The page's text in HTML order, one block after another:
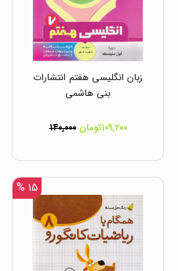
زبان انگلیسی هفتم انتشارات
بنی هاشمی
۱۰۹,۲۰۰تومان ۱۴۰,۰۰۰
۱۵ %